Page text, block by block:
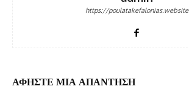
https://poulatakefalonias.website
ΑΦΗΣΤΕ ΜΙΑ ΑΠΑΝΤΗΣΗ